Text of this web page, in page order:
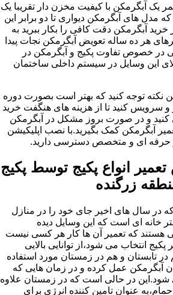
آبگرمکن با کیفیت مخزن دار تقریبا یک
مدل های آبگرمکن دیواری تا دو برابر این
آبگرمکن دقت کافی را بکار ببرید به
هر ده ساله تعویض آبگرمکن نجات پیدا
در خصوص تفاوت پکیج و آبگرمکن در
این وسایل در سیستم داخلی ساختمان
نکته توجه کنید که بهتر است بصورت دوره
و سرویس کنید تا از هزینه های هنگفت خرید
کنید و در صورت بروز مشکل در آبگرمکن
آبگرمکن کمک بگیرید.با نصب اپلیکیشن
حرفه ای و متخصص دسترسی دارید.
انواع پکیج توسط پکیج
زرگنده
در سال های اخیر جای خود را در منازل
خانه ای است که این وسایل دیده
هستند که تعمیر آن ها کار هر کسی نیست
انتخاب می شود،از توانایی بالایی
در تابستان و هم در زمستان مورد استفاده
آبگرمکن عمل کرده و در زمان هایی که
در حالی است که در زمستان علاوه
عنوان تامین کننده انرژی برای